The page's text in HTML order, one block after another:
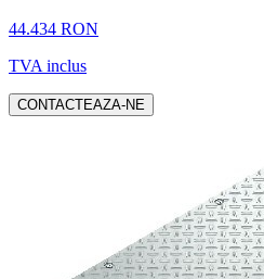
44.434 RON
TVA inclus
CONTACTEAZA-NE